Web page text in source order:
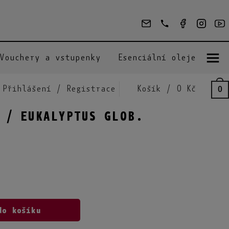
Vouchery a vstupenky Esenciální oleje
Přihlášení / Registrace Košík / 0 Kč 0
EUKALYPTUS GLOB.
košíku